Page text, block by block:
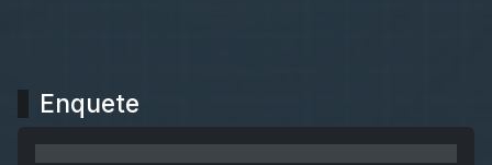
Enquete